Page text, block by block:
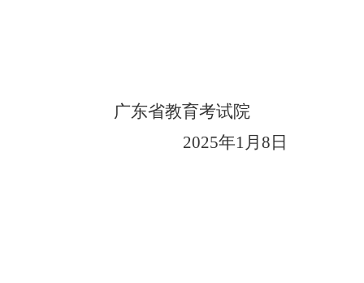
广东省教育考试院
2025年1 月8 日